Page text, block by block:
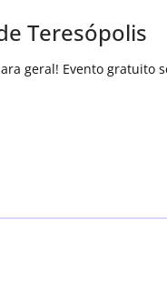
Teresópolis
geral! Evento gratuito